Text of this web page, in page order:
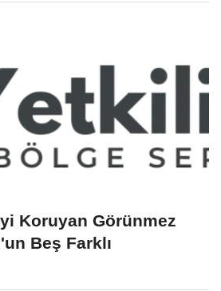
Koruyan Görünmez
Beş Farklı